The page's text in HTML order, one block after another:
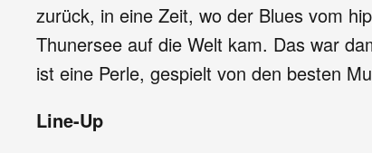
zurück, in eine Zeit, wo der Blues vom
Thunersee auf die Welt kam. Das war
ist eine Perle, gespielt von den besten
Line-Up